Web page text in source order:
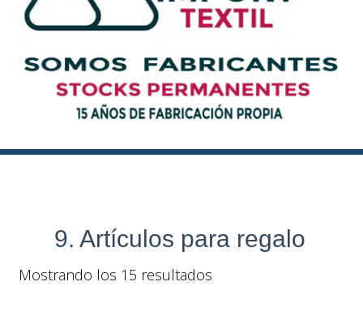
9. Artículos para regalo
Mostrando los 15 resultados